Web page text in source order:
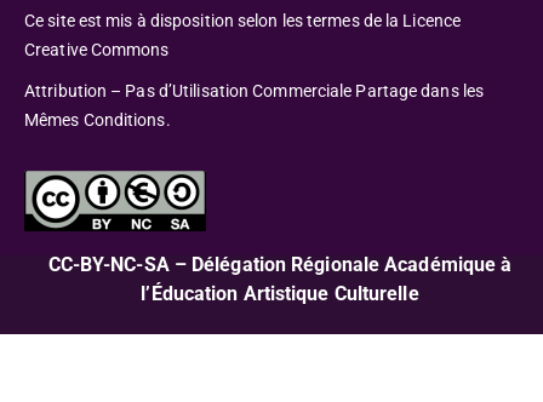
Ce site est mis à disposition selon les termes de la Licence
Creative Commons
Attribution – Pas d’Utilisation Commerciale Partage dans les
Mêmes Conditions.
CC-BY-NC-SA – Délégation Régionale Académique à
l’Éducation Artistique Culturelle